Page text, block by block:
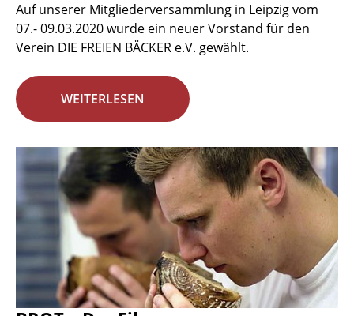
Auf unserer Mitgliederversammlung in Leipzig vom
07.- 09.03.2020 wurde ein neuer Vorstand für den
Verein DIE FREIEN BÄCKER e.V. gewählt.
WEITERLESEN